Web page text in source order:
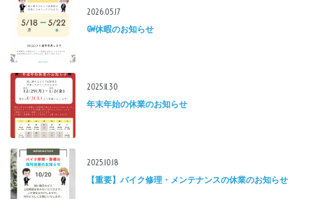
2026.05.17
GW休暇のお知らせ
2025.11.30
年末年始の休業のお知らせ
2025.10.18
【重要】バイク修理・メンテナンスの休業のお知らせ